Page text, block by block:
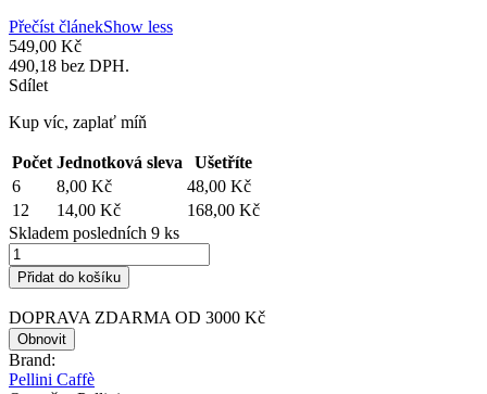
Přečíst článekShow less
549,00 Kč
490,18 bez DPH.
Sdílet
Kup víc, zaplať míň
Počet Jednotková sleva
Ušetříte
6
8,00 Kč
48,00 Kč
12
14,00 Kč
168,00 Kč
Skladem posledních 9 ks
Přidat do košíku
DOPRAVA ZDARMA OD 3000 Kč
Brand:
Pellini Caffè